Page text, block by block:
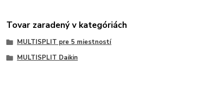
Tovar zaradený v kategóriách
MULTISPLIT pre 5 miestností
MULTISPLIT Daikin